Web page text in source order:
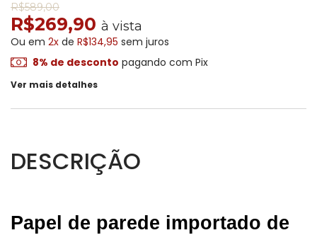
R$589,00
R$269,90 à vista
Ou em 2x de R$134,95 sem juros
8% de desconto pagando com Pix
Ver mais detalhes
DESCRIÇÃO
Papel de parede importado de